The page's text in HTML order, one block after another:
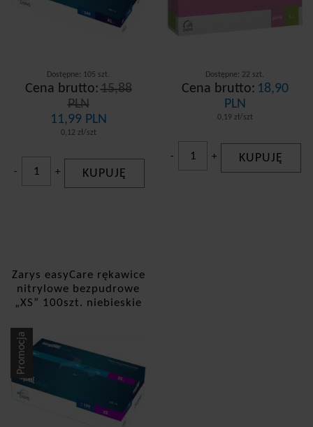
Dostępne: 105 szt.
Cena brutto: 15,88
PLN
11,99 PLN
0,12 zł/szt
- + KUPUJĘ
Dostępne: 22 szt.
Cena brutto: 18,90
PLN
0,19 zł/szt
- + KUPUJĘ
Zarys easyCare rękawice
nitrylowe bezpudrowe
„XS” 100szt. niebieskie
Promocja